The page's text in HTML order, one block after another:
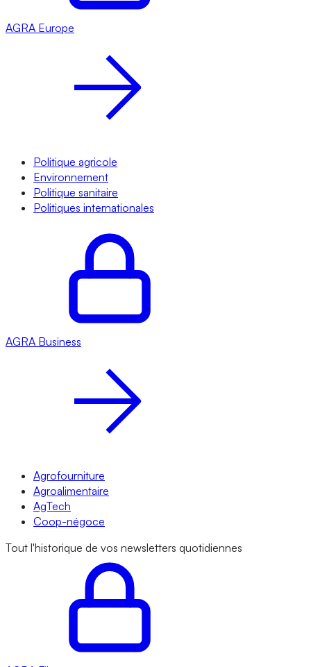
AGRA Europe
Politique agricole
Environnement
Politique sanitaire
Politiques internationales
AGRA Business
Agrofourniture
Agroalimentaire
AgTech
Coop-négoce
Tout l'historique de vos newsletters quotidiennes